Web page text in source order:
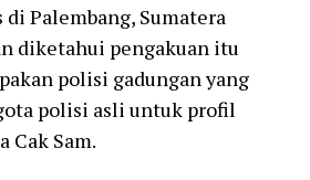
Palembang, Sumatera
diketahui pengakuan itu
polisi gadungan yang
polisi asli untuk profil
Cak Sam.